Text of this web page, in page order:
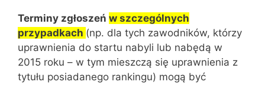
Terminy zgłoszeń w szczególnych
przypadkach (np. dla tych zawodników, którzy
uprawnienia do startu nabyli lub nabędą w
2015 roku – w tym mieszczą się uprawnienia z
tytułu posiadanego rankingu) mogą być